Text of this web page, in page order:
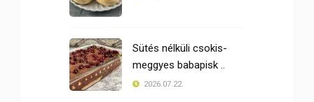
Sütés nélküli csokis-
meggyes babapisk ..
2026.07.22.